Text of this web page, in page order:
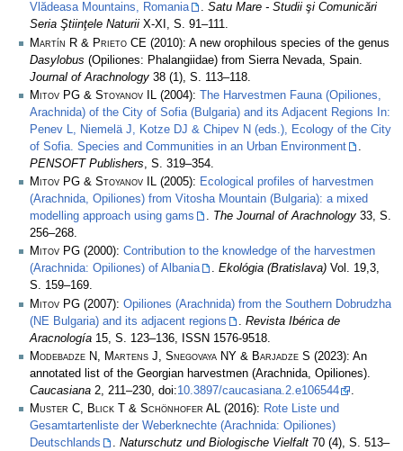
Vlădeasa Mountains, Romania
. Satu Mare - Studii şi Comunicări
Seria Ştiinţele Naturii X-XI, S. 91–111.
Martín R & Prieto CE (2010): A new orophilous species of the genus
Dasylobus (Opiliones: Phalangiidae) from Sierra Nevada, Spain.
Journal of Arachnology 38 (1), S. 113–118.
Mitov PG & Stoyanov IL
(2004): The Harvestmen Fauna (Opiliones,
Arachnida) of the City of Sofia (Bulgaria) and its Adjacent Regions In:
Penev L, Niemelä J, Kotze DJ & Chipev N (eds.), Ecology of the City
of Sofia. Species and Communities in an Urban Environment
PENSOFT Publishers , S. 319–354.
Mitov PG & Stoyanov IL (2005): Ecological profiles of harvestmen
(Arachnida, Opiliones) from Vitosha Mountain (Bulgaria): a mixed
modelling approach using gams
. The Journal of Arachnology 33, S.
256–268.
Mitov PG (2000): Contribution to the knowledge of the harvestmen
(Arachnida: Opiliones) of Albania
. Ekológia (Bratislava) Vol. 19,3,
S. 159–169.
Mitov PG (2007): Opiliones (Arachnida) from the Southern Dobrudzha
(NE Bulgaria) and its adjacent regions
Revista Ibérica de
Aracnología 15, S. 123–136, ISSN 1576-9518.
Modebadze N, Martens J, Snegovaya NY & Barjadze S (2023): An
annotated list of the Georgian harvestmen (Arachnida, Opiliones).
Caucasiana 2, 211–230, doi:10.3897/caucasiana.2.e106544
.
Muster C, Blick T & Schönhofer AL (2016): Rote Liste und
Gesamtartenliste der Weberknechte (Arachnida: Opiliones)
Deutschlands
. Naturschutz und Biologische Vielfalt 70 (4), S. 513–